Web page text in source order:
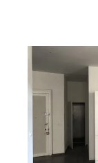
ANNONAY
75 m2, 3
Ref : 5305
par mois